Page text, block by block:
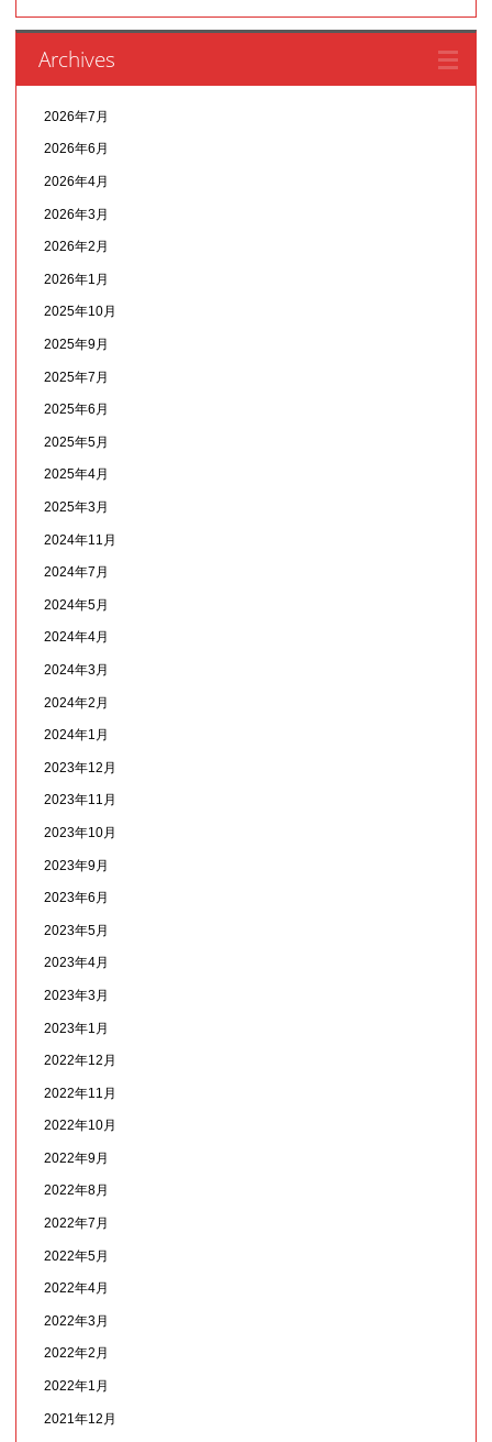
Archives
2026年7月
2026年6月
2026年4月
2026年3月
2026年2月
2026年1月
2025年10月
2025年9月
2025年7月
2025年6月
2025年5月
2025年4月
2025年3月
2024年11月
2024年7月
2024年5月
2024年4月
2024年3月
2024年2月
2024年1月
2023年12月
2023年11月
2023年10月
2023年9月
2023年6月
2023年5月
2023年4月
2023年3月
2023年1月
2022年12月
2022年11月
2022年10月
2022年9月
2022年8月
2022年7月
2022年5月
2022年4月
2022年3月
2022年2月
2022年1月
2021年12月